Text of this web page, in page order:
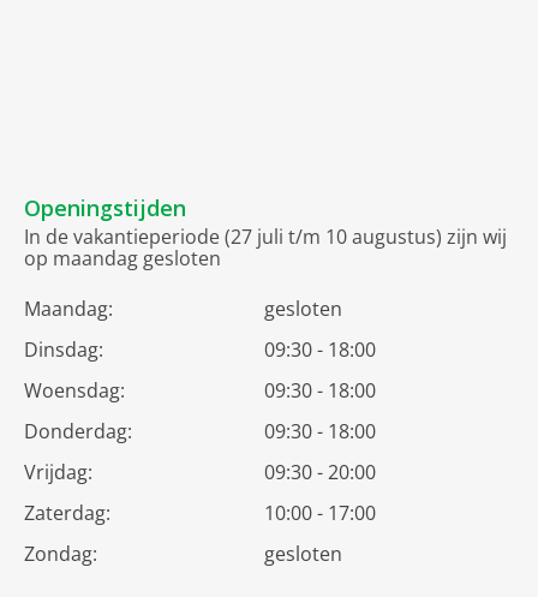
Openingstijden
In de vakantieperiode (27 juli t/m 10 augustus) zijn wij
op maandag gesloten
Maandag:
gesloten
Dinsdag:
09:30 - 18:00
Woensdag:
09:30 - 18:00
Donderdag:
09:30 - 18:00
Vrijdag:
09:30 - 20:00
Zaterdag:
10:00 - 17:00
Zondag:
gesloten